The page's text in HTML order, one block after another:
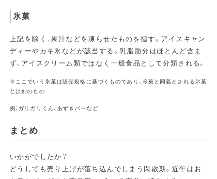
氷菓
上記を除く、果汁などを凍らせたものを指す。アイスキャン
ディーやカキ氷などが該当する。乳脂肪分はほとんど含ま
ず、アイスクリーム類ではなく一般食品として分類される。
※ここでいう氷菓は販売規格に基づくものであり、冷菓と同義とされる氷菓
とは別のもの
例：ガリガリくん、あずきバーなど
まとめ
いかがでしたか？
どうしても売り上げが落ち込んでしまう閑散期。近年はお